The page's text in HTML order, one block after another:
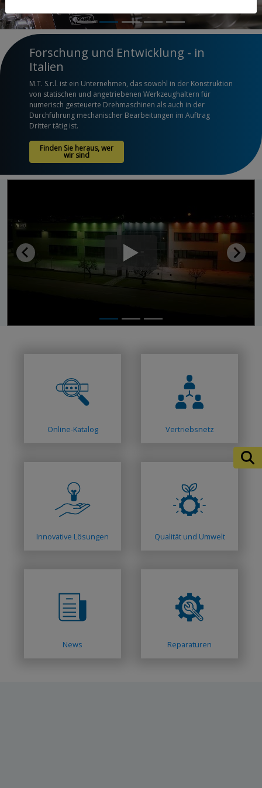
Forschung und Entwicklung - in
Italien
M.T. S.r.l. ist ein Unternehmen, das sowohl in der Konstruktion
von statischen und angetriebenen Werkzeughaltern für
numerisch gesteuerte Drehmaschinen als auch in der
Durchführung mechanischer Bearbeitungen im Auftrag
Dritter tätig ist.
Finden Sie heraus, wer
wir sind
Online-Katalog Vertriebsnetz
Innovative Lösungen Qualität und Umwelt
News Reparaturen